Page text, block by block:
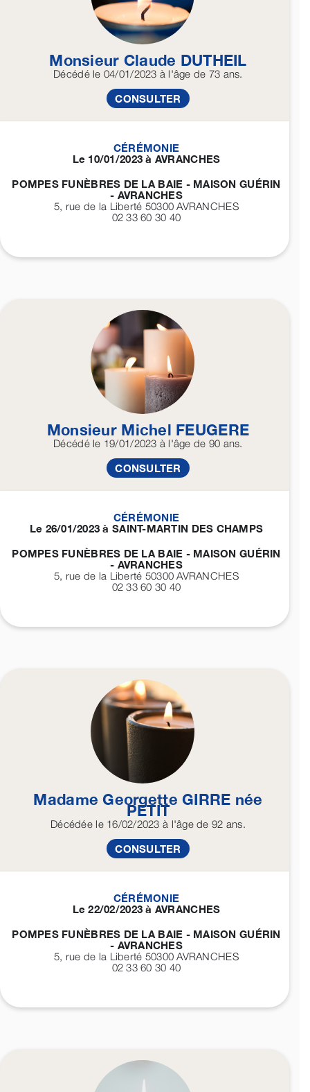
Monsieur Claude DUTHEIL
Décédéle 04/01/2023 à l'âge de 73 ans.
CONSULTER
CÉRÉMONIE
Le 10/01/2023 à AVRANCHES
POMPES FUNÈBRES DE LA BAIE - MAISON GUÉRIN
- AVRANCHES
5, rue de la Liberté 50300AVRANCHES
02 33 60 30 40
Monsieur Michel FEUGERE
Décédéle 19/01/2023 à l'âge de 90 ans.
CONSULTER
CÉRÉMONIE
Le 26/01/2023 à SAINT-MARTIN DES CHAMPS
POMPES FUNÈBRES DE LA BAIE - MAISON GUÉRIN
- AVRANCHES
5, rue de la Liberté 50300AVRANCHES
02 33 60 30 40
Madame GeorgetteGIRRE née
PETIT
Décédéele 16/02/2023 à l'âge de 92 ans.
CONSULTER
CÉRÉMONIE
Le 22/02/2023 à AVRANCHES
POMPES FUNÈBRES DE LA BAIE - MAISON GUÉRIN
- AVRANCHES
5, rue de la Liberté 50300AVRANCHES
02 33 60 30 40